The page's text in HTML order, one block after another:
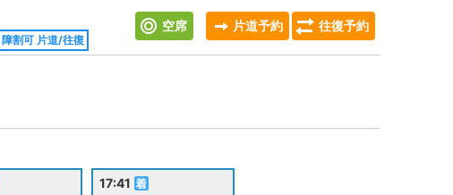
障割可 片道/往復
空席 片道予約 往復予約
17:41